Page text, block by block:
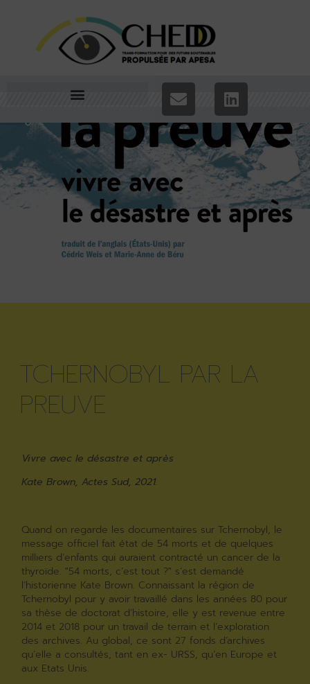
TCHERNOBYL PAR LA
PREUVE
Vivre avec le désastre et après
Kate Brown, Actes Sud, 2021.
Quand on regarde les documentaires sur Tchernobyl, le
message officiel fait état de 54 morts et de quelques
milliers d’enfants qui auraient contracté un cancer de la
thyroïde. "54 morts, c’est tout ?" s’est demandé
l’historienne Kate Brown. Connaissant la région de
Tchernobyl pour y avoir travaillé dans les années 80 pour
sa thèse de doctorat d’histoire, elle y est revenue entre
2014 et 2018 pour un travail de terrain et l’exploration
des archives. Au global, ce sont 27 fonds d’archives
qu’elle a consultés, tant en ex- URSS, qu’en Europe et
aux Etats Unis.